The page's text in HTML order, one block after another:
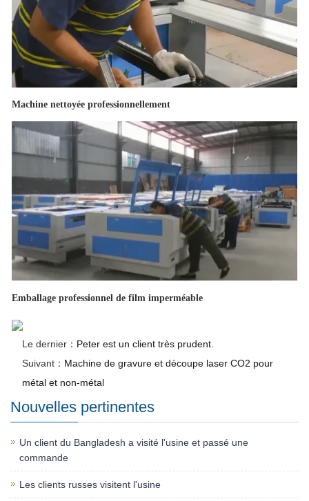
Machine nettoyée professionnellement
Emballage professionnel de film imperméable
Le dernier： Peter est un client très prudent.
Suivant： Machine de gravure et découpe laser CO2 pour
métal et non-métal
Nouvelles pertinentes
Un client du Bangladesh a visité l'usine et passé une
commande
Les clients russes visitent l'usine